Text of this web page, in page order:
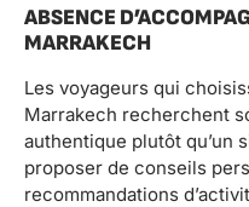
ABSENCE
MARRAKECH
Les voyageurs qui
Marrakech recherchent
authentique plutôt qu’un
proposer de conseils
recommandations